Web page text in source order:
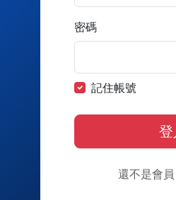
密碼
記住帳號
還不是會員